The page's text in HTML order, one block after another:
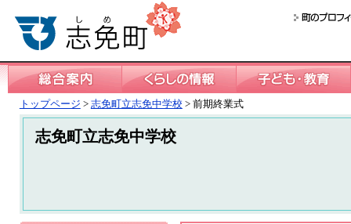
トップページ > 志免町立志免中学校 > 前期終業式
志免町立志免中学校